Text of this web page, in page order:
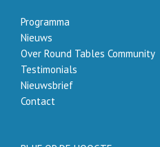
Programma
Nieuws
Over Round Tables Community
Testimonials
Nieuwsbrief
Contact